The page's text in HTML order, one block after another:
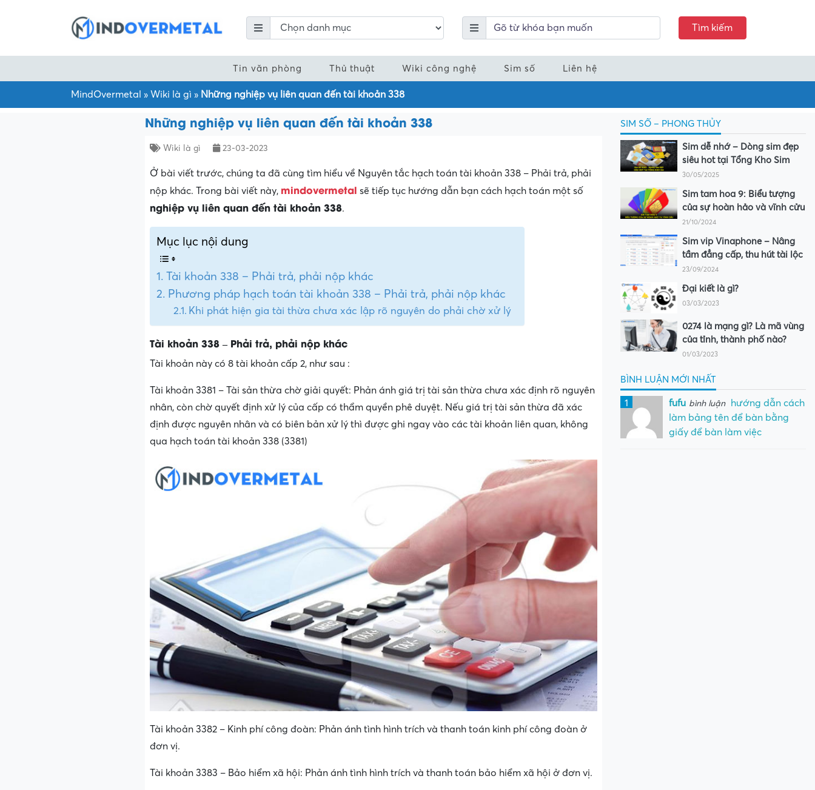
Tìm kiếm
Tin văn phòng Thủ thuật Wiki công nghệ Sim số Liên hệ
MindOvermetal » Wiki là gì » Những nghiệp vụ liên quan đến tài khoản 338
Những nghiệp vụ liên quan đến tài khoản 338
Wiki là gì 23-03-2023
Ở bài viết trước, chúng ta đã cùng tìm hiểu về Nguyên tắc hạch toán tài khoản 338 – Phải trả, phải
nộp khác. Trong bài viết này, mindovermetal sẽ tiếp tục hướng dẫn bạn cách hạch toán một số
nghiệp vụ liên quan đến tài khoản 338.
Mục lục nội dung
Tài khoản 338 – Phải trả, phải nộp khác
Phương pháp hạch toán tài khoản 338 – Phải trả, phải nộp khác
Khi phát hiện gia tài thừa chưa xác lập rõ nguyên do phải chờ xử lý
Tài khoản 338 – Phải trả, phải nộp khác
Tài khoản này có 8 tài khoản cấp 2, như sau :
Tài khoản 3381 – Tài sản thừa chờ giải quyết: Phản ánh giá trị tài sản thừa chưa xác định rõ nguyên
nhân, còn chờ quyết định xử lý của cấp có thẩm quyền phê duyệt. Nếu giá trị tài sản thừa đã xác
định được nguyên nhân và có biên bản xử lý thì được ghi ngay vào các tài khoản liên quan, không
qua hạch toán tài khoản 338 (3381)
Tài khoản 3382 – Kinh phí công đoàn: Phản ánh tình hình trích và thanh toán kinh phí công đoàn ở
đơn vị.
Tài khoản 3383 – Bảo hiểm xã hội: Phản ánh tình hình trích và thanh toán bảo hiểm xã hội ở đơn vị.
SIM SỐ – PHONG THỦY
Sim dễ nhớ – Dòng sim đẹp
siêu hot tại Tổng Kho Sim
30/05/2025
Sim tam hoa 9: Biểu tượng
của sự hoàn hảo và vĩnh cửu
21/10/2024
Sim vip Vinaphone – Nâng
tầm đẳng cấp, thu hút tài lộc
23/09/2024
Đại kiết là gì?
03/03/2023
0274 là mạng gì? Là mã vùng
của tỉnh, thành phố nào?
01/03/2023
BÌNH LUẬN MỚI NHẤT
1 fufu bình luận
hướng dẫn cách
làm bảng tên để bàn bằng
giấy để bàn làm việc